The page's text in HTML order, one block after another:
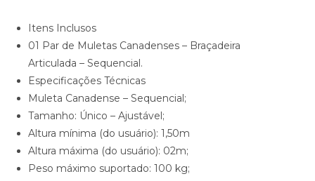
Itens Inclusos
01 Par de Muletas Canadenses – Braçadeira
Articulada – Sequencial.
Especificações Técnicas
Muleta Canadense – Sequencial;
Tamanho: Único – Ajustável;
Altura mínima (do usuário): 1,50m
Altura máxima (do usuário): 02m;
Peso máximo suportado: 100 kg;